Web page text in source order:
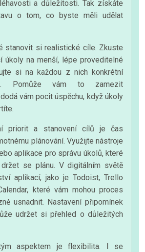
a důležitosti. Tak získáte
o tom, co byste měli udělat
stanovit si realistické cíle. Zkuste
úkoly na menší, lépe proveditelné
si na každou z nich konkrétní
Pomůže vám to zamezit
vám pocit úspěchu, když úkoly
priorit a stanovení cílů je čas
plánování. Využijte nástroje
aplikace pro správu úkolů, které
se plánu. V digitálním světě
aplikací, jako je Todoist, Trello
které vám mohou proces
usnadnit. Nastavení připomínek
udržet si přehled o důležitých
aspektem je flexibilita. I se